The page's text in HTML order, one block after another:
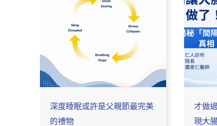
深度睡眠或許是父親節最完美
的禮物
才做
現大